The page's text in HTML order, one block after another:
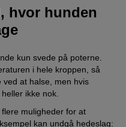
hvor hunden
kun svede på poterne.
i hele kroppen, så
ved at halse, men hvis
ikke nok.
muligheder for at
kan undgå hedeslag: